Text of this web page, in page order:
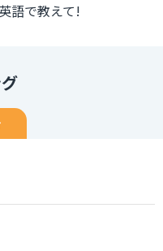
語で教えて!